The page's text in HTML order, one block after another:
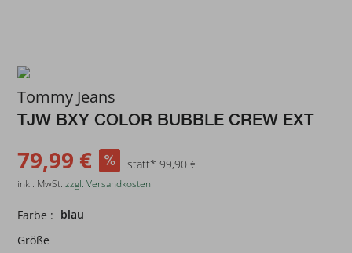
Tommy Jeans
TJW BXY COLOR BUBBLE CREW EXT
79,99 € statt* 99,90 €
inkl. MwSt.zzgl. Versandkosten
Farbe : blau
Größe